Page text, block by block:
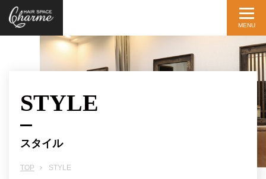
STYLE
スタイル
TOP STYLE